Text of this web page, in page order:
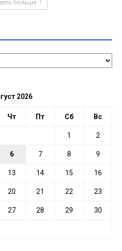
больше
2026
Чт Пт Сб Вс
1 2
6 7 8 9
13 14 15 16
20 21 22 23
27 28 29 30